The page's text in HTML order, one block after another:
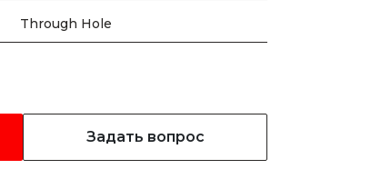
Through Hole
Задать вопрос